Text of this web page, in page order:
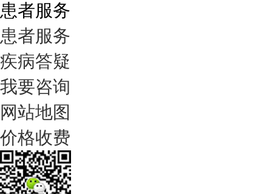
患者服务
患者服务
疾病答疑
我要咨询
网站地图
价格收费